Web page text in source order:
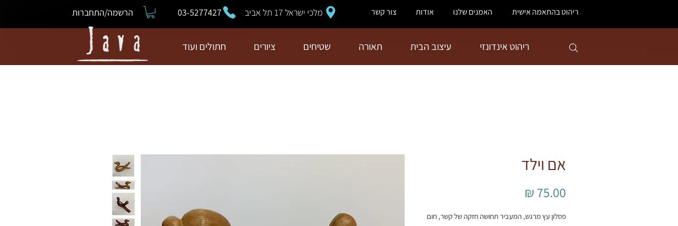
ריהוט בהתאמה אישית האמנים שלנו אודות צור קשר מלכי ישראל 17 תל אביב 03-5277427 הרשמה/התחברות
ריהוט אינדונזי עיצוב הבית תאורה שטיחים ציורים חתולים ועוד
אם וילד
פסלון עץ מרגש, המעביר תחושה חזקה של קשר, חום